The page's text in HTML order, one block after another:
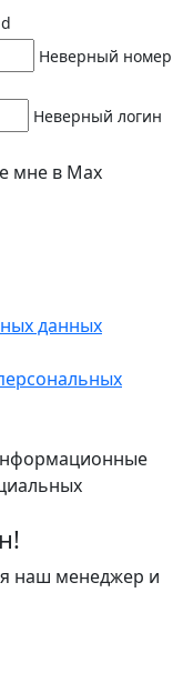
d
Неверный номер
Неверный логин
мне в Max
данных
наш менеджер и